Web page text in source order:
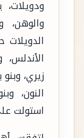
زيري،
النون،
استولت